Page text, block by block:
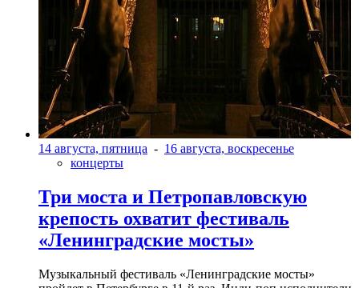
14 августа, пятница - 16 августа, воскресенье
концерты
Три моста и Петропавловскую
крепость охватит фестиваль
«Ленинградские мосты»
Музыкальный фестиваль «Ленинградские мосты»